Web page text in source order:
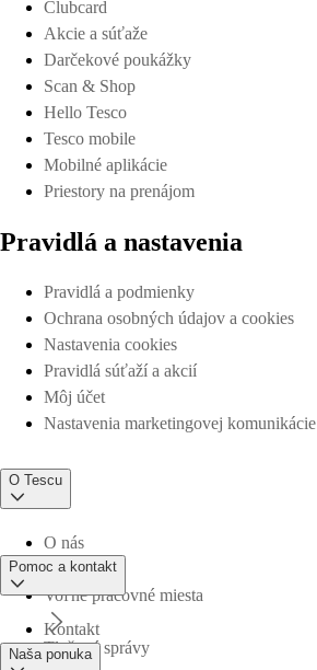
Clubcard
Akcie a súťaže
Darčekové poukážky
Scan & Shop
Hello Tesco
Tesco mobile
Mobilné aplikácie
Priestory na prenájom
Pravidlá a nastavenia
Pravidlá a podmienky
Ochrana osobných údajov a cookies
Nastavenia cookies
Pravidlá súťaží a akcií
Môj účet
Nastavenia marketingovej komunikácie
O Tescu
O nás
Voľné pracovné miesta
Tlačové správy
Pomoc a kontakt
Kontakt
Naša ponuka